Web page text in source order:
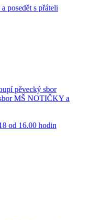
posedět s přáteli
pěvecký sbor
MŠ NOTIČKY a
od 16.00 hodin